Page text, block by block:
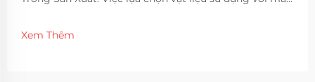
lượng, hiệu quả và độ bền của sản phẩm cuối cùng.
Các ngành công nghiệp khác nhau dựa vào nhiều loại
Xem Thêm